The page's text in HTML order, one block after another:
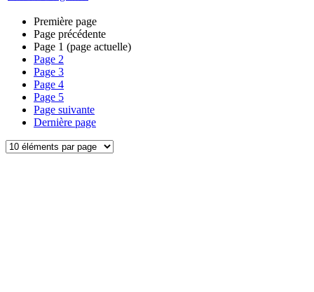
Première page
Page précédente
Page 1 (page actuelle)
Page 2
Page 3
Page 4
Page 5
Page suivante
Dernière page